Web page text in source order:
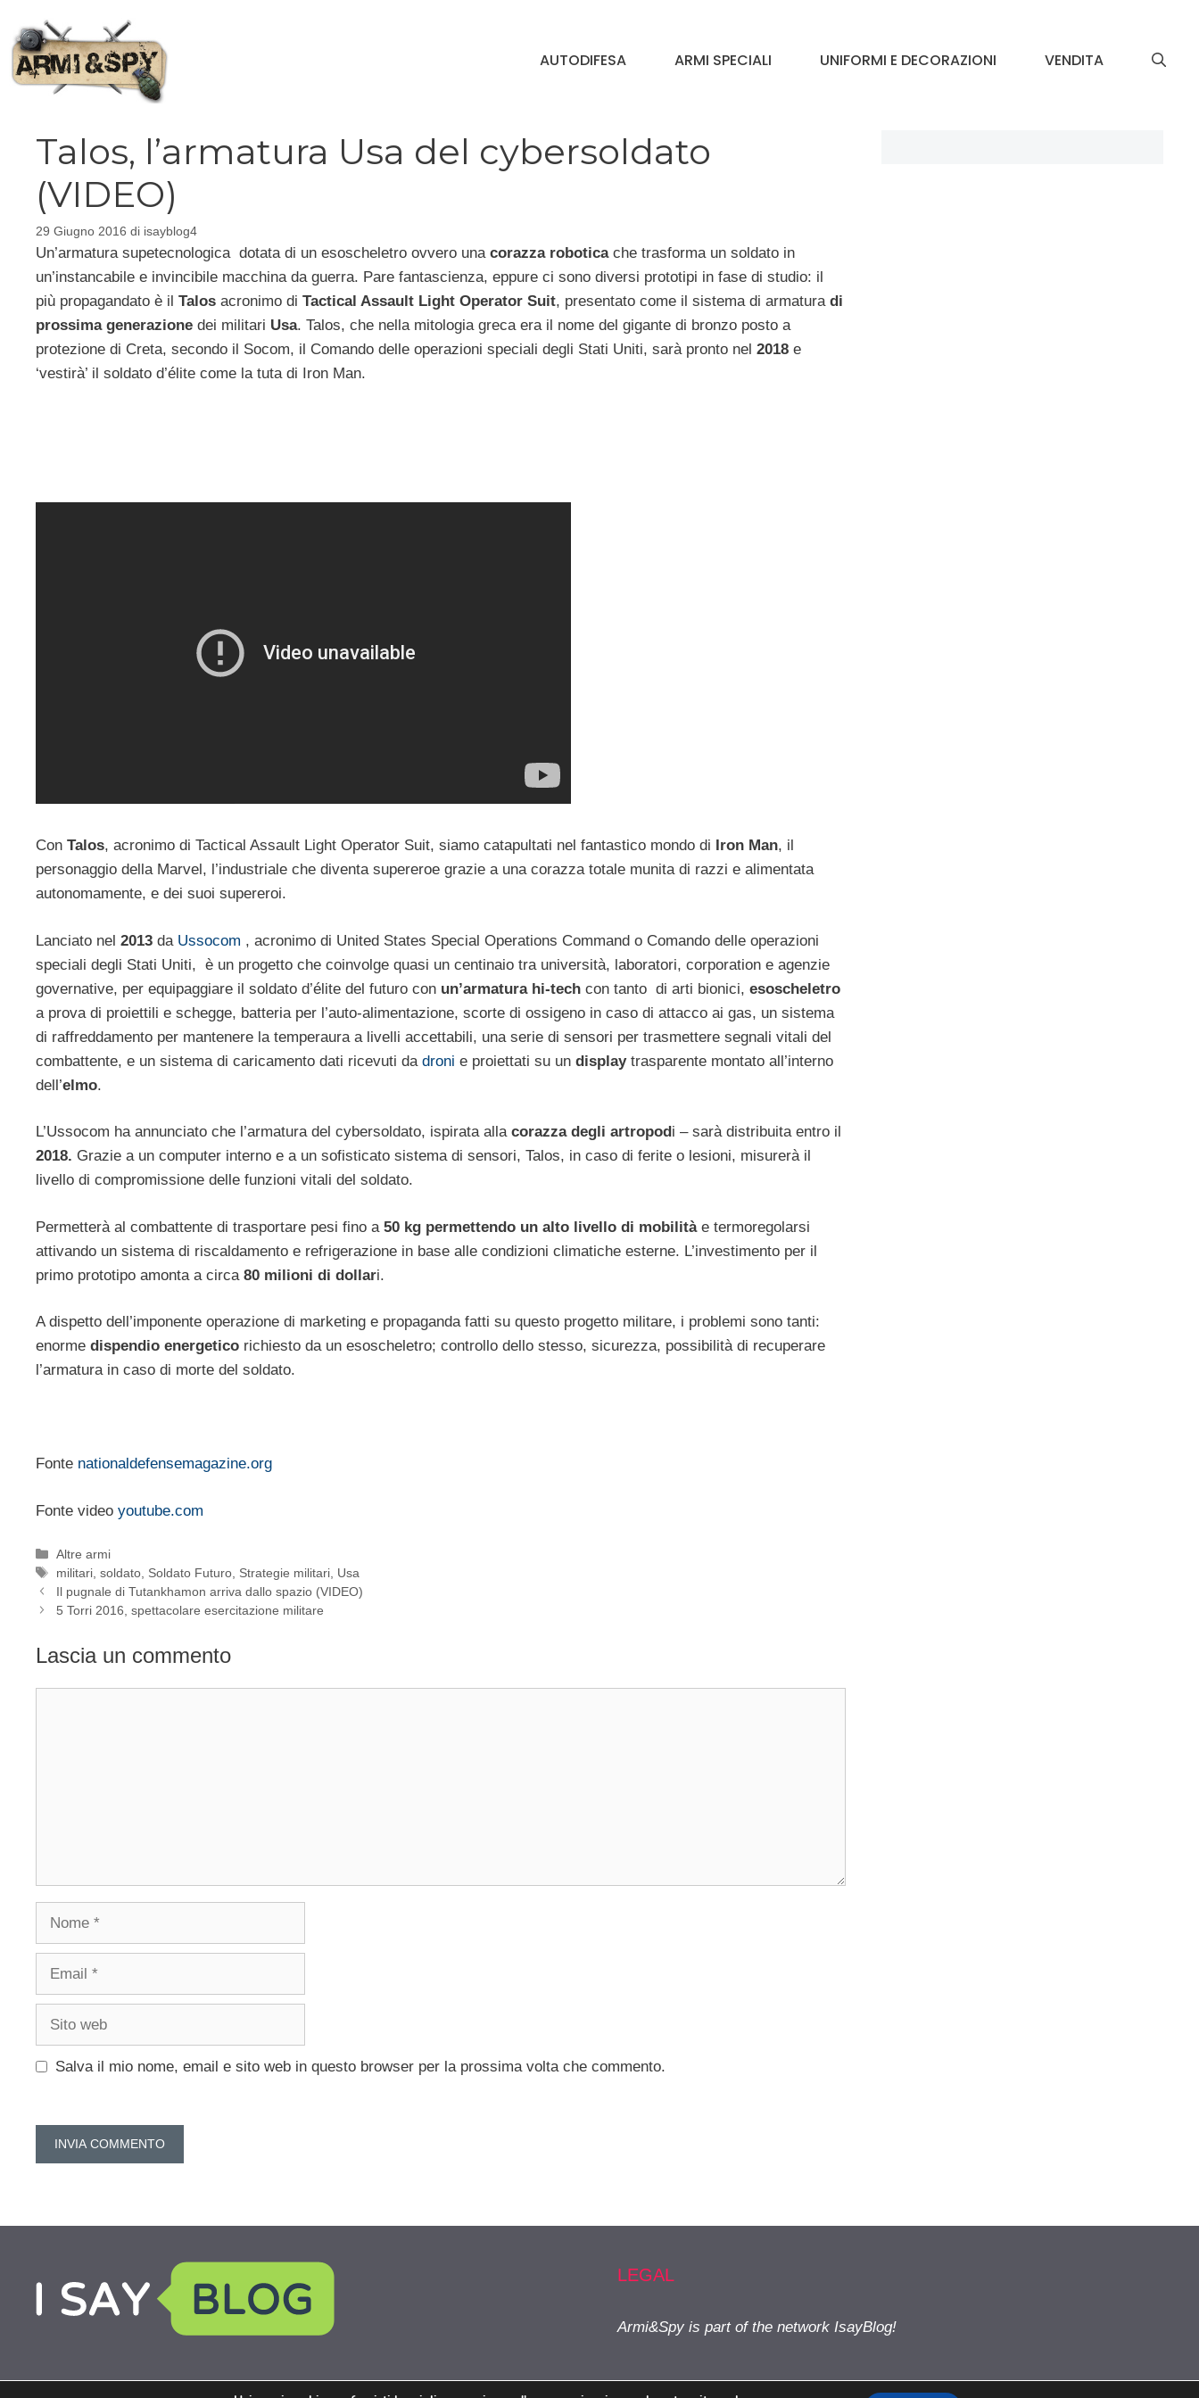
contenuto
AUTODIFESA ARMI SPECIALI UNIFORMI E DECORAZIONI VENDITA
Talos, l’armatura Usa del cybersoldato
(VIDEO)
29 Giugno 2016 di isayblog4
Un’armatura supetecnologica dotata di un esoscheletro ovvero una corazza roboticache trasforma un soldato in
un’instancabile e invincibile macchina da guerra. Pare fantascienza, eppure ci sono diversi prototipi in fase di studio: il
più propagandato è il Talos acronimo di Tactical Assault Light Operator Suit, presentato come il sistema di armaturadi
prossima generazione dei militari Usa. Talos, che nella mitologia greca era il nome del gigante di bronzo posto a
protezione di Creta, secondo il Socom, il Comando delle operazioni speciali degli Stati Uniti, sarà pronto nel 2018 e
‘vestirà’ il soldato d’élite come la tuta di Iron Man.
Con Talos, acronimo di Tactical Assault Light Operator Suit, siamo catapultati nel fantastico mondo di Iron Man, il
personaggio della Marvel, l’industriale che diventa supereroe grazie a una corazza totale munita di razzi e alimentata
autonomamente, e dei suoi supereroi.
Lanciato nel 2013 da Ussocom , acronimo di United States Special Operations Command o Comando delle operazioni
speciali degli Stati Uniti, è un progetto che coinvolge quasi un centinaio tra università, laboratori, corporation e agenzie
governative, per equipaggiare il soldato d’élite del futuro con un’armatura hi-tech con tanto di arti bionici, esoscheletro
a prova di proiettili e schegge, batteria per l’auto-alimentazione, scorte di ossigeno in caso di attacco ai gas, un sistema
di raffreddamento per mantenere la temperaura a livelli accettabili, una serie di sensori per trasmettere segnali vitali del
combattente, e un sistema di caricamento dati ricevuti da droni e proiettati su un displaytrasparente montato all’interno
dell’elmo.
L’Ussocom ha annunciato che l’armatura del cybersoldato, ispirata alla corazza degli artropodi – sarà distribuita entro il
2018. Grazie a un computer interno e a un sofisticato sistema di sensori, Talos, in caso di ferite o lesioni, misurerà il
livello di compromissione delle funzioni vitali del soldato.
Permetterà al combattente di trasportare pesi fino a 50 kg permettendo un alto livello di mobilitàe termoregolarsi
attivando un sistema di riscaldamento e refrigerazione in base alle condizioni climatiche esterne. L’investimento per il
primo prototipo amonta a circa 80 milioni di dollari.
A dispetto dell’imponente operazione di marketing e propaganda fatti su questo progetto militare, i problemi sono tanti:
enorme dispendio energetico richiesto da un esoscheletro; controllo dello stesso, sicurezza, possibilità di recuperare
l’armatura in caso di morte del soldato.
Fonte nationaldefensemagazine.org
Fonte video youtube.com
Categorie
Altre armi
Tag
militari ,soldato Soldato Futuro Strategie militari Usa
Il pugnale di Tutankhamon arriva dallo spazio (VIDEO)
5 Torri 2016, spettacolare esercitazione militare
Lascia un commento
Salva il mio nome, email e sito web in questo browser per la prossima volta che commento.
LEGAL
Armi&Spy is part of the network IsayBlog!